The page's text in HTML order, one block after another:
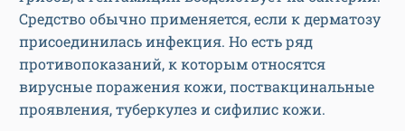
Средство обычно применяется, если к дерматозу
присоединилась инфекция. Но есть ряд
противопоказаний, к которым относятся
вирусные поражения кожи, поствакцинальные
проявления, туберкулез и сифилис кожи.